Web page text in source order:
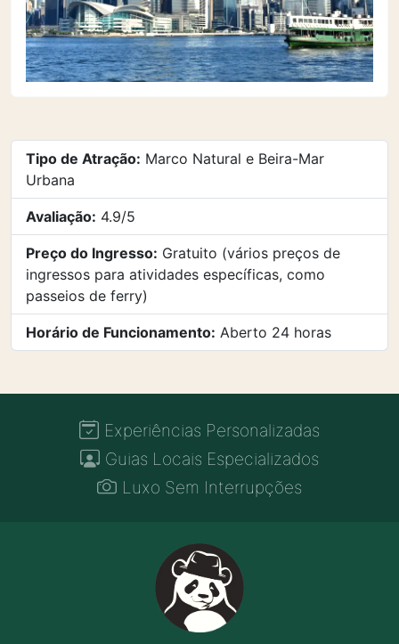
Tipo de Atração: Marco Natural e Beira-Mar
Urbana
Avaliação: 4.9/5
Preço do Ingresso: Gratuito (vários preços de
ingressos para atividades específicas, como
passeios de ferry)
Horário de Funcionamento: Aberto 24 horas
Experiências Personalizadas
Guias Locais Especializados
Luxo Sem Interrupções